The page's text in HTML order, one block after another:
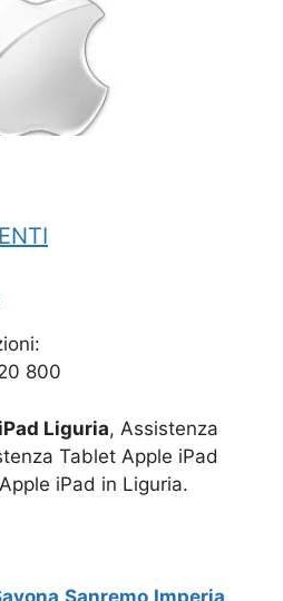
800
Liguria, Assistenza
Tablet Apple iPad
iPad in Liguria.
Sanremo Imperia